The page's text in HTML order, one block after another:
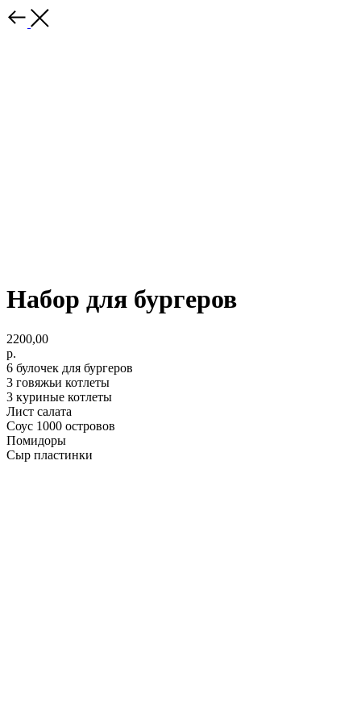
Набор для бургеров
2200,00
р.
6 булочек для бургеров
3 говяжьи котлеты
3 куриные котлеты
Лист салата
Соус 1000 островов
Помидоры
Сыр пластинки